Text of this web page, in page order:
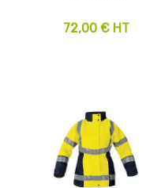
72,00 € HT